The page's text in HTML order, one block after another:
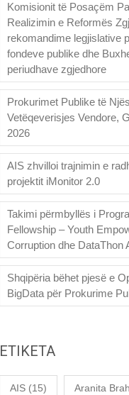
Komisionit të Posaçëm
Realizimin e Reformës
rekomandime legjislative
fondeve publike dhe
periudhave zgjedhore
Prokurimet Publike të
Vetëqeverisjes Vendore,
2026
AIS zhvilloi trajnimin e
projektit iMonitor 2.0
Takimi përmbyllës i
Fellowship – Youth
Corruption dhe DataThon
Shqipëria bëhet pjesë e
BigData për Prokurime
ETIKETA
AIS (15) Aranita